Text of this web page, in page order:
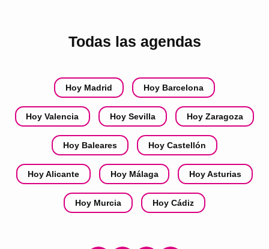
Todas las agendas
Hoy Madrid Hoy Barcelona
Hoy Valencia Hoy Sevilla Hoy Zaragoza
Hoy Baleares Hoy Castellón
Hoy Alicante Hoy Málaga Hoy Asturias
Hoy Murcia Hoy Cádiz